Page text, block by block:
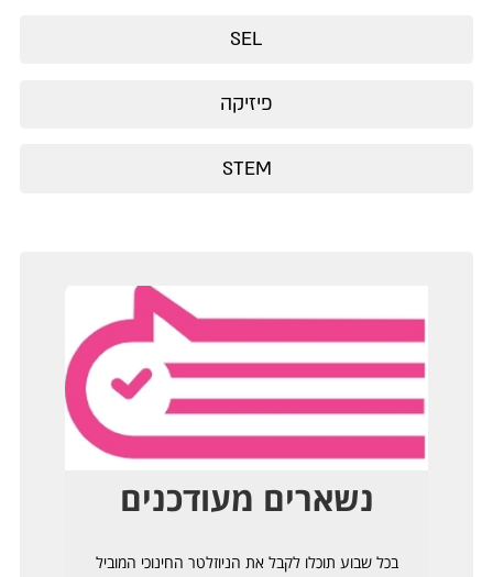
SEL
פיזיקה
STEM